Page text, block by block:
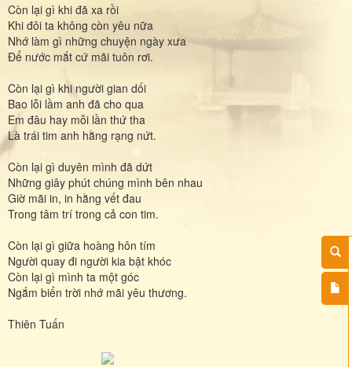
Còn lại gì khi đã xa rồi
Khi đôi ta không còn yêu nữa
Nhớ làm gì những chuyện ngày xưa
Để nước mắt cứ mãi tuôn rơi.
Còn lại gì khi người gian dối
Bao lỗi lầm anh đã cho qua
Em đâu hay mỗi lần thứ tha
Là trái tim anh hằng rạng nứt.
Còn lại gì duyên mình đã dứt
Những giây phút chúng mình bên nhau
Giờ mãi in, in hằng vết đau
Trong tâm trí trong cả con tim.
Còn lại gì giữa hoàng hôn tím
Người quay đi người kia bật khóc
Còn lại gì mình ta một góc
Ngắm biển trời nhớ mãi yêu thương.
Thiên Tuấn